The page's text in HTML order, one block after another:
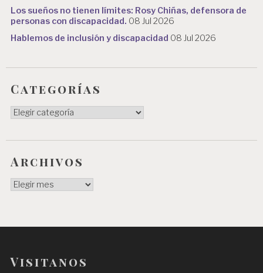
Los sueños no tienen límites: Rosy Chiñas, defensora de
personas con discapacidad. 08 Jul 2026
Hablemos de inclusión y discapacidad 08 Jul 2026
Categorías
Categorías
Archivos
Archivos
Visitanos